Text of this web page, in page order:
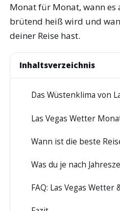
Monat für Monat, wann es
brütend heiß wird und
deiner Reise hast.
Inhaltsverzeichnis
Das Wüstenklima von
Las Vegas Wetter
Wann ist die beste
Was du je nach
FAQ: Las Vegas